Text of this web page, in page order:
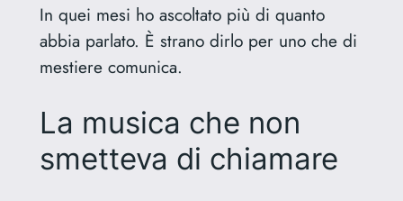
In quei mesi ho ascoltato più di quanto
abbia parlato. È strano dirlo per uno che di
mestiere comunica.
La musica che non
smetteva di chiamare